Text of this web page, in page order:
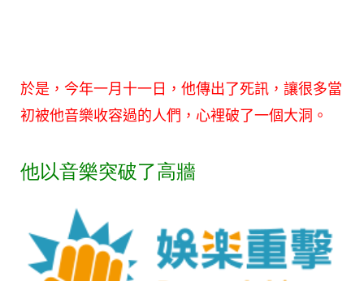
於是，今年一月十一日，他傳出了死訊，讓很多當
初被他音樂收容過的人們，心裡破了一個大洞。
他以音樂突破了高牆